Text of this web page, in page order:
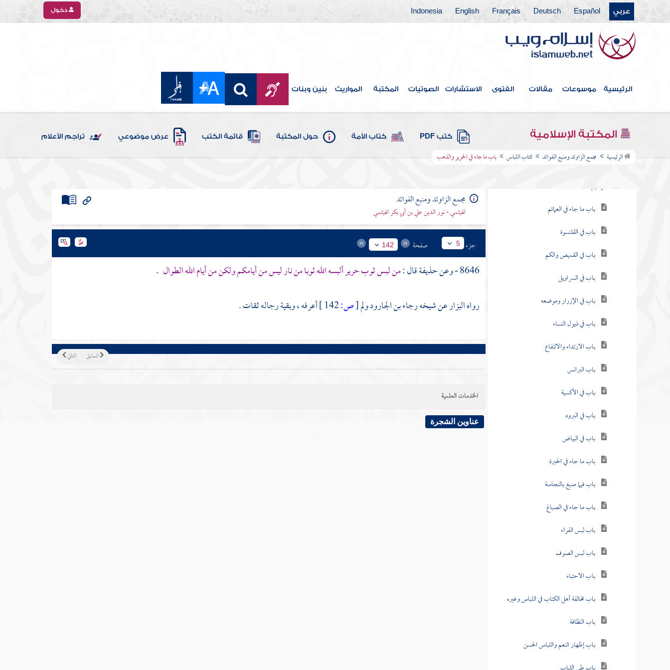
عربي Español
Deutsch
Français
English
Indonesia دخول
الرئيسية موسوعات مقالات الفتوى الاستشارات الصوتيات المكتبة المواريث بنين وبنات
المكتبة الإسلامية كتب PDF كتاب الأمة حول المكتبة قائمة الكتب عرض موضوعي تراجم الأعلام
الرئيسية مجمع الزاوئد ومنبع الفوائد كتاب اللباس باب ما جاء في الحرير والذهب
كتاب العتق
كتاب النكاح
كتاب الطلاق
كتاب الأطعمة
كتاب الأشربة
كتاب الطب
كتاب اللباس
الرحيم
باب ما جاء في العمائم
باب في القلنسوة
باب في القميص والكم
باب في السراويل
باب في الإزرار وموضعه
باب في ذيول النساء
باب الارتداء والالتفاع
باب البرانس
باب في الأكسية
باب في البرود
باب في البياض
باب ما جاء في الحبرة
باب فيما صبغ بالنجاسة
باب ما جاء في الصباغ
باب لبس الفراء
باب لبس الصوف
باب الاحتباء
باب مخالفة أهل الكتاب في اللباس وغيره
باب النظافة
باب إظهار النعم واللباس الحسن
مجمع الزاوئد ومنبع الفوائد
الهيثمي - نور الدين علي بن أبي بكر الهيثمي
جزء 5 صفحة 142
8646 - وعن حذيفةقال :من لبس ثوب حرير ألبسه الله ثوبا من نار ليس من أيامكم ولكن من أيام الله الطوال .
رواهالبزارعن شيخهرجاء بن الجارودولم[ص: أعرفه ، وبقية رجاله ثقات .
التالي السابق
الخدمات العلمية
عناوين الشجرة